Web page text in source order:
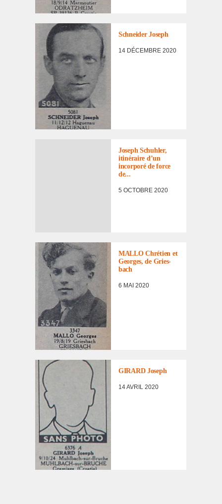
LISTE DES NON
RENTRÉS
Schnei­der Joseph
14 DÉCEMBRE 2020
Joseph Schuh­ler,
itiné­raire d’un
incor­poré de force
de...
5 OCTOBRE 2020
PORTRAITS
D'INCORPORÉS
FORCE/DÉPORTÉS
MILITAIRES
MALLO Chré­tien et
Georges, de Gries­
bach
6 MAI 2020
LISTE DES NON
RENTRÉS ,
PORTRAITS
D'INCORPORÉS
FORCE/DÉPORTÉS
GIRARD Joseph
14 AVRIL 2020